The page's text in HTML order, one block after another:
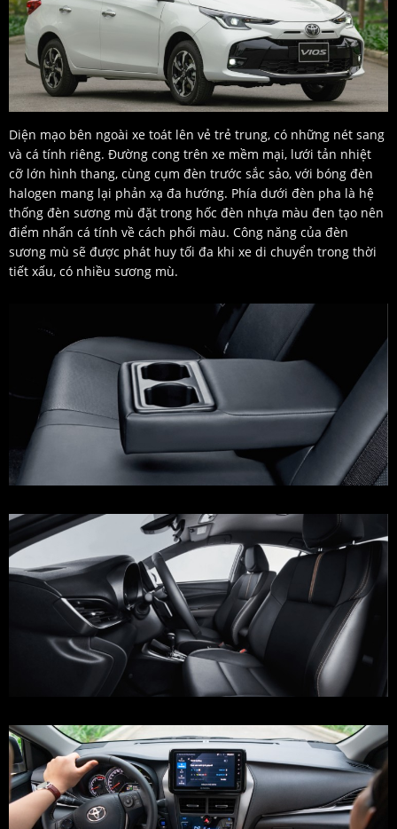
Diện mạo bên ngoài xe toát lên vẻ trẻ trung, có những nét sang
và cá tính riêng. Đường cong trên xe mềm mại, lưới tản nhiệt
cỡ lớn hình thang, cùng cụm đèn trước sắc sảo, với bóng đèn
halogen mang lại phản xạ đa hướng. Phía dưới đèn pha là hệ
thống đèn sương mù đặt trong hốc đèn nhựa màu đen tạo nên
điểm nhấn cá tính về cách phối màu. Công năng của đèn
sương mù sẽ được phát huy tối đa khi xe di chuyển trong thời
tiết xấu, có nhiều sương mù.